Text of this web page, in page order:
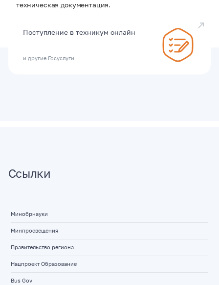
техническая документация.
Возврат к списку
Поступление в техникум онлайн
и другие Госуслуги
Ссылки
Минобрнауки
Минпросвещения
Правительство региона
Нацпроект Образование
Bus Gov